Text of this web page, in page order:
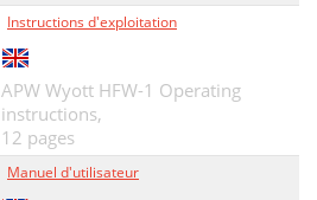
Instructions d'exploitation
APW Wyott HFW-1 Operating
instructions,
12 pages
Manuel d'utilisateur